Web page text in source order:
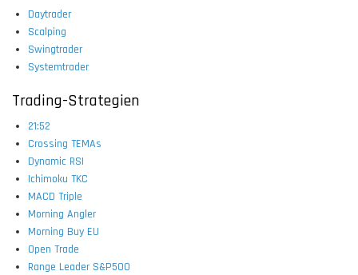
Daytrader
Scalping
Swingtrader
Systemtrader
Trading-Strategien
21:52
Crossing TEMAs
Dynamic RSI
Ichimoku TKC
MACD Triple
Morning Angler
Morning Buy EU
Open Trade
Range Leader S&P500